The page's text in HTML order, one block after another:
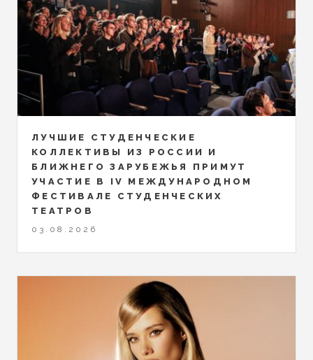
ЛУЧШИЕ СТУДЕНЧЕСКИЕ
КОЛЛЕКТИВЫ ИЗ РОССИИ И
БЛИЖНЕГО ЗАРУБЕЖЬЯ ПРИМУТ
УЧАСТИЕ В IV МЕЖДУНАРОДНОМ
ФЕСТИВАЛЕ СТУДЕНЧЕСКИХ
ТЕАТРОВ
03.08.2026